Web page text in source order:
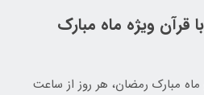
قرآن ویژه ماه مبارک
مبارک رمضان، هر روز از ساعت